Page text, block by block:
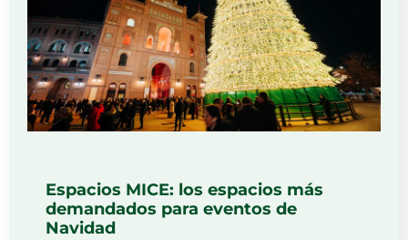
Espacios MICE: los espacios más
demandados para eventos de
Navidad